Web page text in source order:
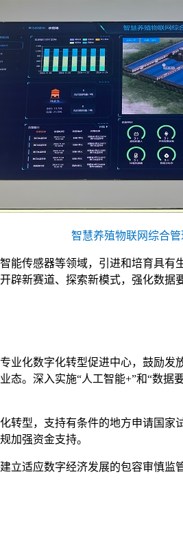
智慧养殖物联网综合管
能传感器等领域，引进和培育具
新赛道、探索新模式，强化数据
业化数字化转型促进中心，鼓励
。深入实施“人工智能+”和“数
转型，支持有条件的地方申请国
加强资金支持。
立适应数字经济发展的包容审慎